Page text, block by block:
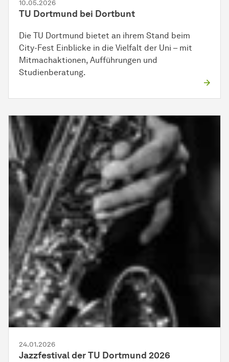
10.05.2026
TU Dortmund bei Dortbunt
Die TU Dortmund bietet an ihrem Stand beim
City-Fest Einblicke in die Vielfalt der Uni – mit
Mitmachaktionen, Aufführungen und
Studienberatung.
24.01.2026
Jazzfestival der TU Dortmund 2026